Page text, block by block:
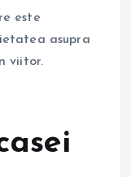
este
asupra
viitor.